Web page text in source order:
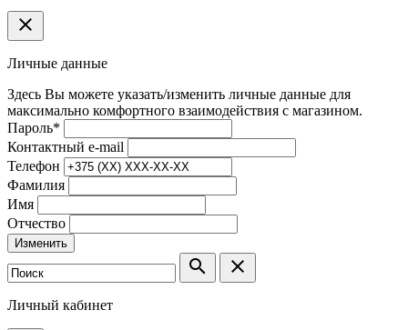
clear
Личные данные
Здесь Вы можете указать/изменить личные данные для
максимально комфортного взаимодействия с магазином.
Пароль*
Контактный e-mail
Телефон
Фамилия
Имя
Отчество
Изменить
search clear
Личный кабинет